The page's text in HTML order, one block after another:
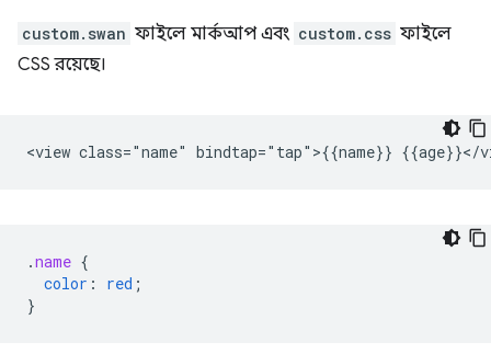
custom.swan ফাইলে মার্কআপ এবং custom.css ফাইলে
CSS রয়েছে।
.name {
color : red ;
}